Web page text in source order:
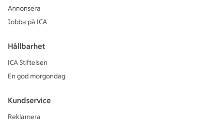
Annonsera
Jobba på ICA
Hållbarhet
ICA Stiftelsen
En god morgondag
Kundservice
Reklamera